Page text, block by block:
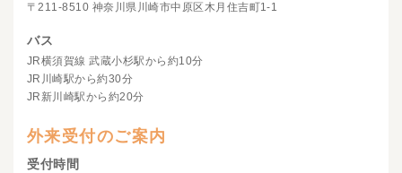
〒211-8510 神奈川県川崎市中原区木月住吉町1-1
バス
JR横須賀線 武蔵小杉駅から約10分
JR川崎駅から約30分
JR新川崎駅から約20分
外来受付のご案内
受付時間